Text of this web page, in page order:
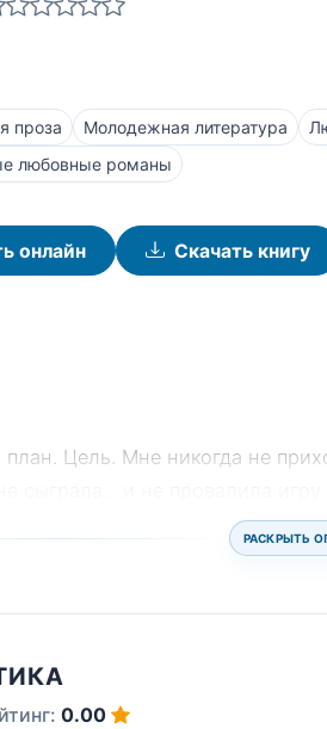
проза Молодежная литература
любовные романы
онлайн Скачать книгу
план. Цель. Мне никогда не
РАСКРЫТЬ
0.00